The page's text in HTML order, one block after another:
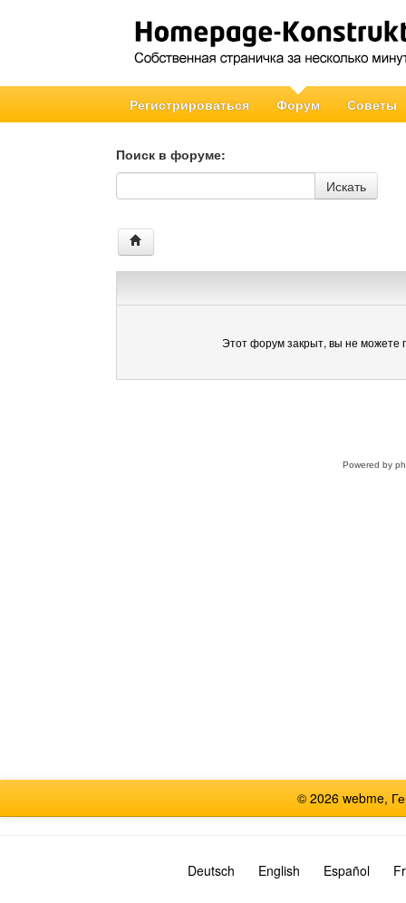
Регистрироваться Форум Советы
Поиск в форуме:
Поиск в форуме
Искать
Этот форум закрыт, вы не можете
Powered by
© 2026 webme,
Deutsch English Español